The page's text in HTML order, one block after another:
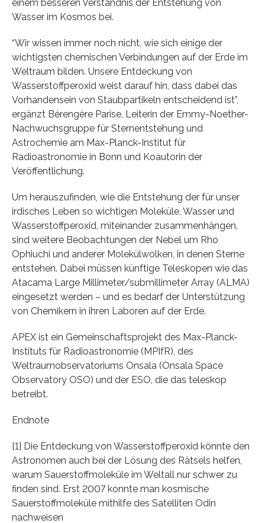
einem besseren Verständnis der Entstehung von
Wasser im Kosmos bei.
“Wir wissen immer noch nicht, wie sich einige der
wichtigsten chemischen Verbindungen auf der Erde im
Weltraum bilden. Unsere Entdeckung von
Wasserstoffperoxid weist darauf hin, dass dabei das
Vorhandensein von Staubpartikeln entscheidend ist”,
ergänzt Bérengère Parise, Leiterin der Emmy-Noether-
Nachwuchsgruppe für Sternentstehung und
Astrochemie am Max-Planck-Institut für
Radioastronomie in Bonn und Koautorin der
Veröffentlichung.
Um herauszufinden, wie die Entstehung der für unser
irdisches Leben so wichtigen Moleküle, Wasser und
Wasserstoffperoxid, miteinander zusammenhängen,
sind weitere Beobachtungen der Nebel um Rho
Ophiuchi und anderer Molekülwolken, in denen Sterne
entstehen. Dabei müssen künftige Teleskopen wie das
Atacama Large Millimeter/submillimeter Array (ALMA)
eingesetzt werden – und es bedarf der Unterstützung
von Chemikern in ihren Laboren auf der Erde.
APEX ist ein Gemeinschaftsprojekt des Max-Planck-
Instituts für Radioastronomie (MPIfR), des
Weltraumobservatoriums Onsala (Onsala Space
Observatory OSO) und der ESO, die das teleskop
betreibt.
Endnote
[1] Die Entdeckung von Wasserstoffperoxid könnte den
Astronomen auch bei der Lösung des Rätsels helfen,
warum Sauerstoffmoleküle im Weltall nur schwer zu
finden sind. Erst 2007 konnte man kosmische
Sauerstoffmoleküle mithilfe des Satelliten Odin
nachweisen